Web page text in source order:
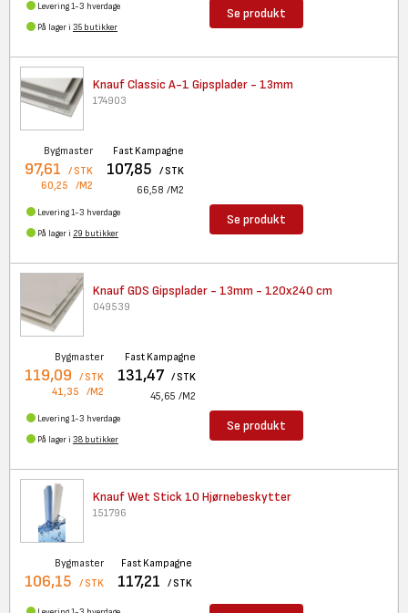
Levering 1-3 hverdage
På lager i 35 butikker
Se produkt
Knauf Classic A-1 Gipsplader - 13mm
174903
Bygmaster
97,61 / STK
60,25 /M2
Fast Kampagne
107,85 / STK
66,58 /M2
Levering 1-3 hverdage
På lager i 29 butikker
Se produkt
Knauf GDS Gipsplader - 13mm - 120x240 cm
049539
Bygmaster
119,09 / STK
41,35 /M2
Fast Kampagne
131,47 / STK
45,65 /M2
Levering 1-3 hverdage
På lager i 38 butikker
Se produkt
Knauf Wet Stick 10 Hjørnebeskytter
151796
Bygmaster
106,15 / STK
Fast Kampagne
117,21 / STK